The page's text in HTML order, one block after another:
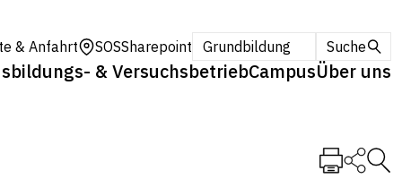
& Anfahrt SOSSharepoint Grundbildung Suche
& VersuchsbetriebCampusÜber uns